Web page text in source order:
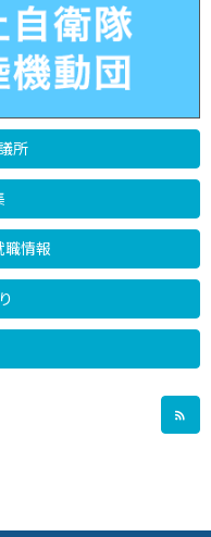
所
職情報